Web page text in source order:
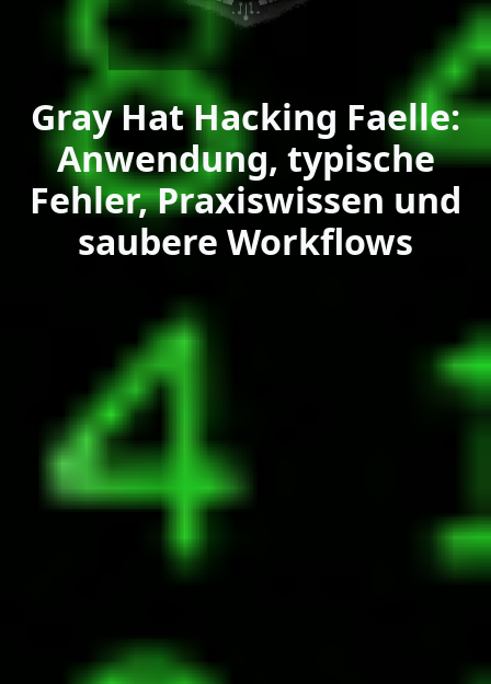
Gray Hat Hacking Faelle:
Anwendung, typische
Fehler, Praxiswissen und
saubere Workflows